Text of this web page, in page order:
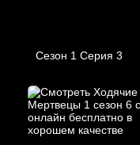
Сезон 1 Серия 3